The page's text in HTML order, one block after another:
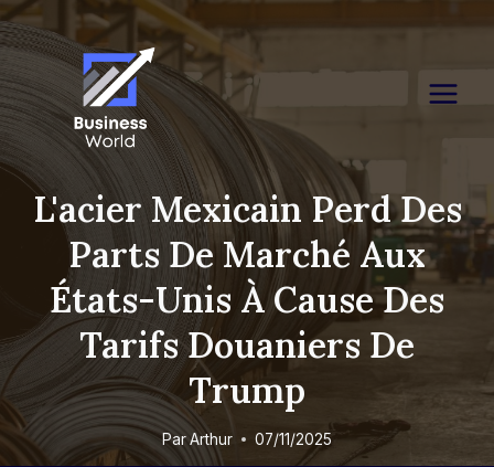
Skip
to
content
L'acier Mexicain Perd Des
Parts De Marché Aux
États-Unis À Cause Des
Tarifs Douaniers De
Trump
ParArthur 07/11/2025